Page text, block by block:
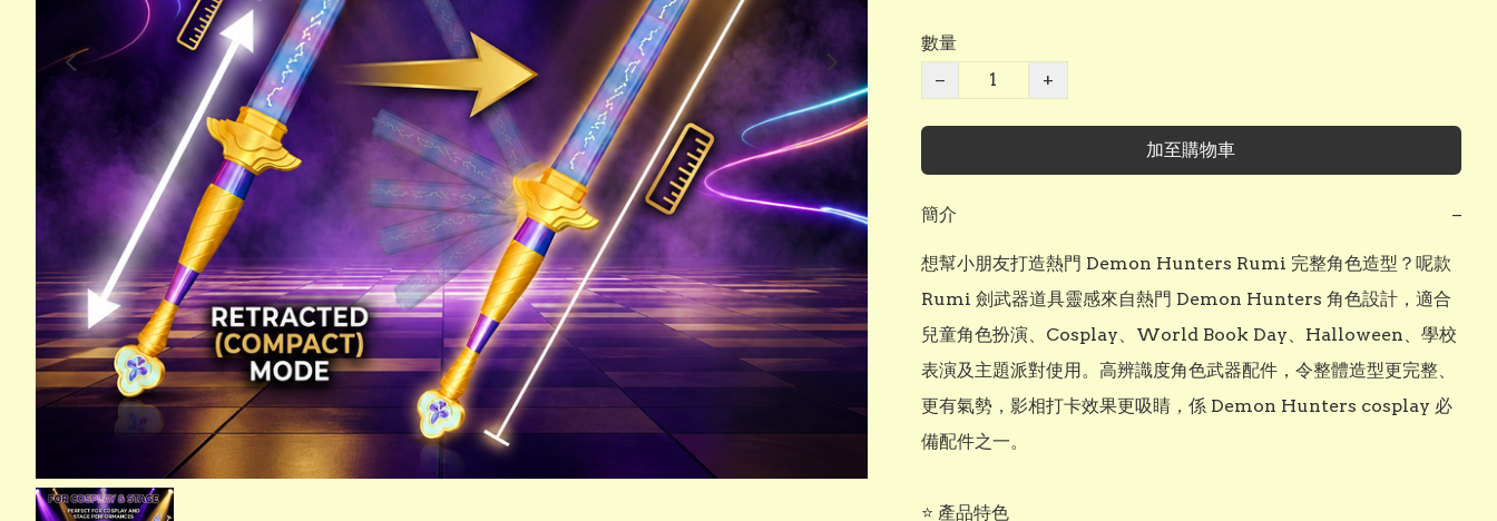
數量
−
+
加至購物車
簡介 −
想幫小朋友打造熱門 Demon Hunters Rumi 完整角色造型？呢款
Rumi 劍武器道具靈感來自熱門 Demon Hunters 角色設計，適合
兒童角色扮演、Cosplay、World Book Day、Halloween、學校
表演及主題派對使用。高辨識度角色武器配件，令整體造型更完整、
更有氣勢，影相打卡效果更吸睛，係 Demon Hunters cosplay 必
備配件之一。
⭐ 產品特色